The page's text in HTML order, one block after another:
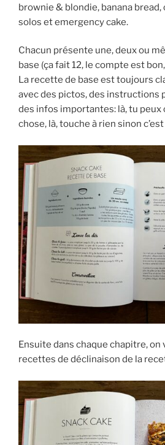
brownie & blondie, banana
solos et emergency cake.
Chacun présente une, deux ou
base (ça fait 12, le compte est
La recette de base est toujours
avec des pictos, des instructions
des infos importantes: là, tu peux
chose, là, touche à rien sinon
Ensuite dans chaque chapitre,
recettes de déclinaison de la